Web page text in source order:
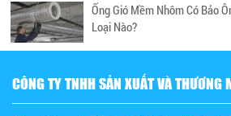
Ống Gió Mềm Nhôm Có Bảo
Loại Nào?
CÔNG TY TNHH SẢN XUẤT VÀ THƯƠNG